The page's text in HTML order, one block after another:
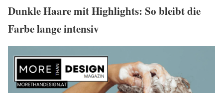
Dunkle Haare mit Highlights: So bleibt die
Farbe lange intensiv